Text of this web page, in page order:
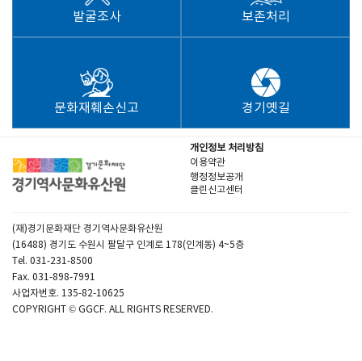
발굴조사 보존처리
문화재훼손신고 경기옛길
개인정보 처리방침
이용약관
행정정보공개
클린신고센터
(재)경기문화재단 경기역사문화유산원
(16488) 경기도 수원시 팔달구 인계로 178(인계동) 4~5층
Tel. 031-231-8500
Fax. 031-898-7991
사업자번호. 135-82-10625
COPYRIGHT © GGCF. ALL RIGHTS RESERVED.